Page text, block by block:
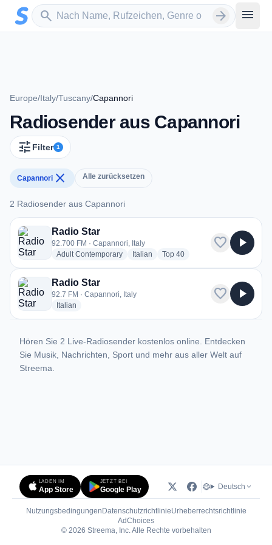
Zum Hauptinhalt springen
search
Sender suchen arrow_forward menu
Europe/Italy/Tuscany/Capannori
Radiosender aus Capannori
tune Filter 1
Capannori close Alle zurücksetzen
2 Radiosender aus Capannori
2 Radiosender aus Capannori
Radio Star
92.700 FM · Capannori, Italy
Adult Contemporaryradio stations
Italian radio stations
Top 40radio stations
favorite play_arrow
Radio Star
92.7 FM · Capannori, Italy
Italian
favorite play_arrow
Hören Sie 2 Live-Radiosender kostenlos online. Entdecken
Sie Musik, Nachrichten, Sport und mehr aus aller Welt auf
Streema.
LADEN IM
App Store
JETZT BEI
Google Play Deutsch
Nutzungsbedingungen DatenschutzrichtlinieUrheberrechtsrichtlinie
AdChoices(öffnet in neuem Tab)
© 2026 Streema, Inc. Alle Rechte vorbehalten